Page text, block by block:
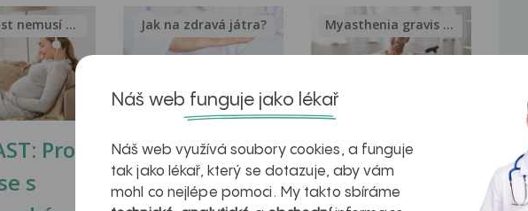
Proč
s
Nevolnost nemusí být nutnou...
Ztukovatění
jater v datech a
Jak na zdravá játra?
Inovativní
léčba
Myasthenia gravis – vše, co...
Náš web funguje jako lékař
Náš web využívá soubory cookies, a funguje
tak jako lékař, který se dotazuje, aby vám
mohl co nejlépe pomoci. My takto sbíráme